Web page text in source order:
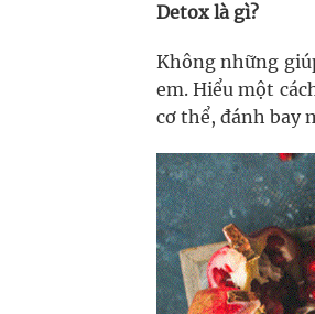
Detox là gì?
Không những
em. Hiểu một
cơ thể, đánh bay